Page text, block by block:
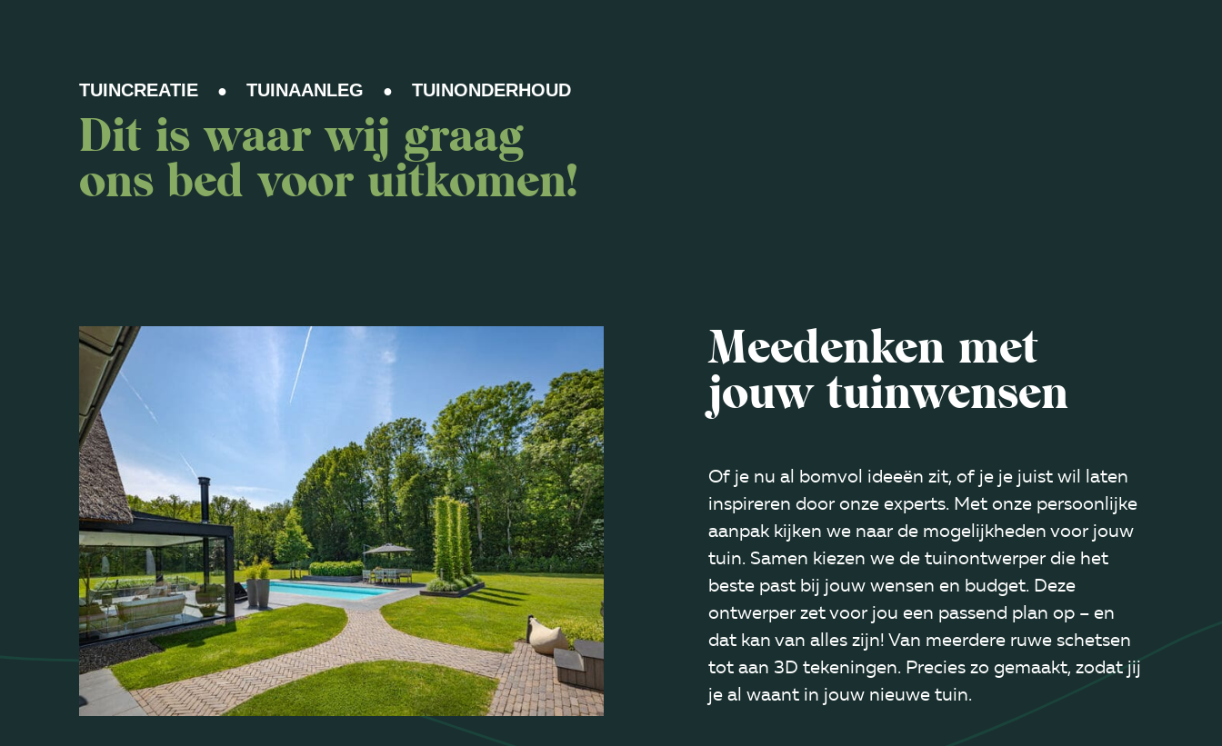
TUINCREATIE ● TUINAANLEG ● TUINONDERHOUD
Dit is waar wij graag
ons bed voor uitkomen!
Meedenken met
jouw tuinwensen
Of je nu al bomvol ideeën zit, of je je juist wil laten
inspireren door onze experts. Met onze persoonlijke
aanpak kijken we naar de mogelijkheden voor jouw
tuin. Samen kiezen we de tuinontwerper die het
beste past bij jouw wensen en budget. Deze
ontwerper zet voor jou een passend plan op – en
dat kan van alles zijn! Van meerdere ruwe schetsen
tot aan 3D tekeningen. Precies zo gemaakt, zodat jij
je al waant in jouw nieuwe tuin.